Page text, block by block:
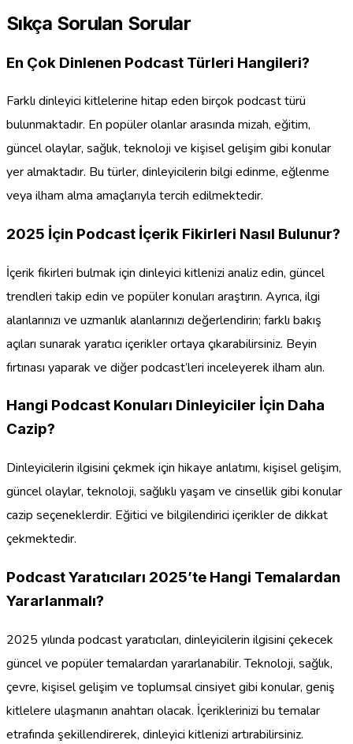
Sıkça Sorulan Sorular
En Çok Dinlenen Podcast Türleri Hangileri?
Farklı dinleyici kitlelerine hitap eden birçok podcast türü
bulunmaktadır. En popüler olanlar arasında mizah, eğitim,
güncel olaylar, sağlık, teknoloji ve kişisel gelişim gibi konular
yer almaktadır. Bu türler, dinleyicilerin bilgi edinme, eğlenme
veya ilham alma amaçlarıyla tercih edilmektedir.
2025 İçin Podcast İçerik Fikirleri Nasıl Bulunur?
İçerik fikirleri bulmak için dinleyici kitlenizi analiz edin, güncel
trendleri takip edin ve popüler konuları araştırın. Ayrıca, ilgi
alanlarınızı ve uzmanlık alanlarınızı değerlendirin; farklı bakış
açıları sunarak yaratıcı içerikler ortaya çıkarabilirsiniz. Beyin
fırtınası yaparak ve diğer podcast’leri inceleyerek ilham alın.
Hangi Podcast Konuları Dinleyiciler İçin Daha
Cazip?
Dinleyicilerin ilgisini çekmek için hikaye anlatımı, kişisel gelişim,
güncel olaylar, teknoloji, sağlıklı yaşam ve cinsellik gibi konular
cazip seçeneklerdir. Eğitici ve bilgilendirici içerikler de dikkat
çekmektedir.
Podcast Yaratıcıları 2025’te Hangi Temalardan
Yararlanmalı?
2025 yılında podcast yaratıcıları, dinleyicilerin ilgisini çekecek
güncel ve popüler temalardan yararlanabilir. Teknoloji, sağlık,
çevre, kişisel gelişim ve toplumsal cinsiyet gibi konular, geniş
kitlelere ulaşmanın anahtarı olacak. İçeriklerinizi bu temalar
etrafında şekillendirerek, dinleyici kitlenizi artırabilirsiniz.